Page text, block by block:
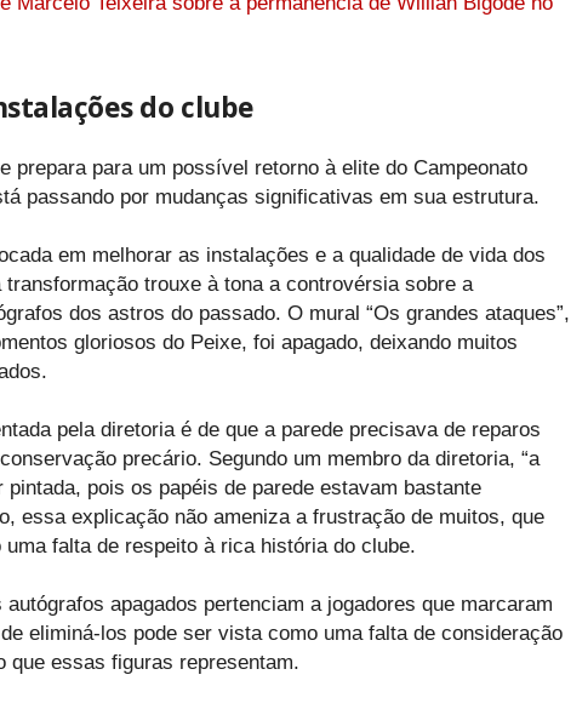
do clube
prepara para um possível retorno à elite do Campeonato
passando por mudanças significativas em sua estrutura.
em melhorar as instalações e a qualidade de vida dos
trouxe à tona a controvérsia sobre a
dos astros do passado. O mural “Os grandes ataques”,
gloriosos do Peixe, foi apagado, deixando muitos
pela diretoria é de que a parede precisava de reparos
precário. Segundo um membro da diretoria, “a
pintada, pois os papéis de parede estavam bastante
essa explicação não ameniza a frustração de muitos, que
falta de respeito à rica história do clube.
apagados pertenciam a jogadores que marcaram
eliminá-los pode ser vista como uma falta de consideração
que essas figuras representam.